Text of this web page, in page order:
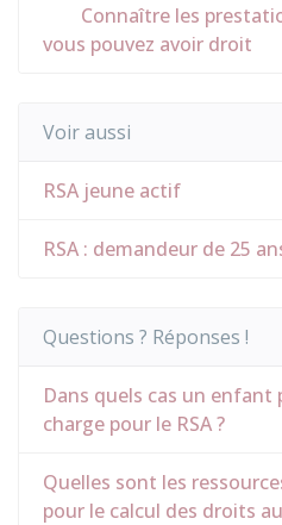
Connaître les
vous pouvez avoir droit
Voir aussi
RSA jeune actif
RSA : demandeur de 25
Questions ? Réponses !
Dans quels cas un
charge pour le RSA ?
Quelles sont les
pour le calcul des droits au